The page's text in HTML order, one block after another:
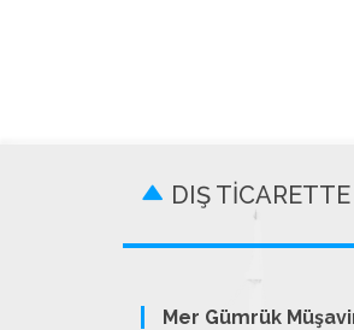
DIŞ
Mer Gümrük